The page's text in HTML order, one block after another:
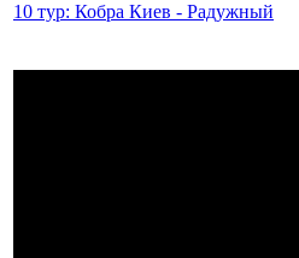
10 тур: Кобра Киев - Радужный